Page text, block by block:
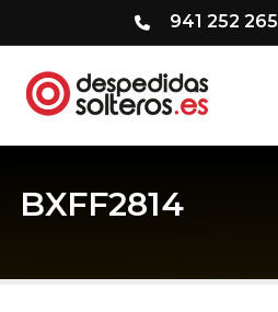
941 252 265
BXFF2814